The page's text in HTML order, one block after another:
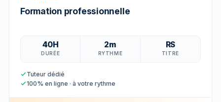
Formation professionnelle
40H
DURÉE
2m
RYTHME
RS
TITRE
Tuteur dédié
100% en ligne · à votre rythme